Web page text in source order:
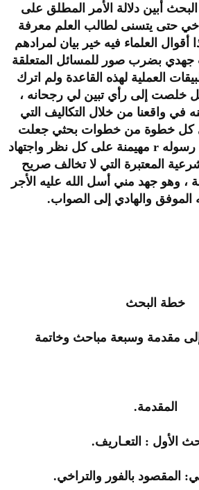
أبين دلالة الأمر المطلق على
حتى يتسنى لطالب العلم معرفة
أقوال العلماء فيه خير بيان لمرادهم
جهدي بضرب صور للمسائل المتعلقة
العملية لهذه القاعدة ولم اترك
خلصت إلى رأي تبين لي رجحانه ،
في واقعنا من خلال التكاليف التي
وفي كل خطوة من خطوات بحثي جعلت
دلالة كتاب الله وسنة رسوله r مهيمنة على كل نظر واجتهاد
المعتبرة التي لا تخالف صريح
، وهو جهد مني أسل الله عليه الأجر
الموفق والهادي إلى الصواب.
خطة البحث
مقدمة وسبعة مباحث وخاتمة
المقدمة.
الأول : التعـاريف.
المقصود بالفور والتراخي.